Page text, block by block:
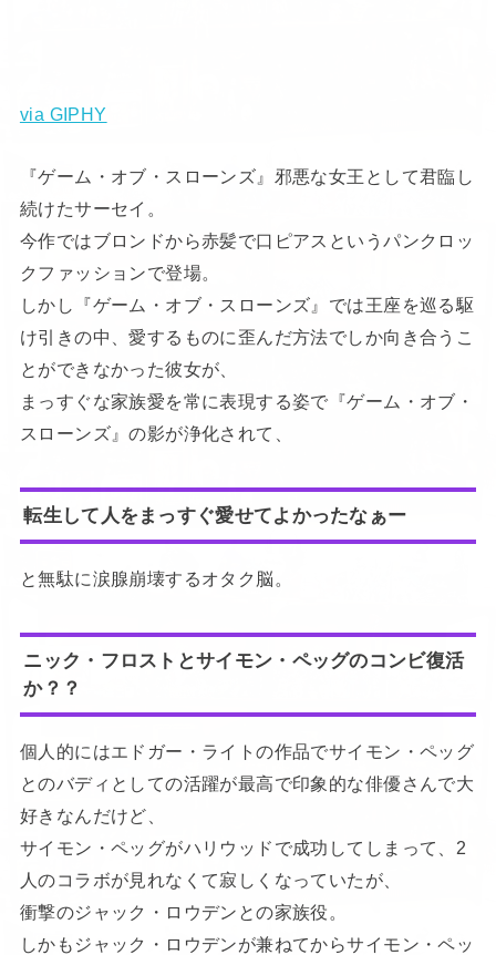
via GIPHY
『ゲーム・オブ・スローンズ』邪悪な女王として君臨し
続けたサーセイ。
今作ではブロンドから赤髪で口ピアスというパンクロッ
クファッションで登場。
しかし『ゲーム・オブ・スローンズ』では王座を巡る駆
け引きの中、愛するものに歪んだ方法でしか向き合うこ
とができなかった彼女が、
まっすぐな家族愛を常に表現する姿で『ゲーム・オブ・
スローンズ』の影が浄化されて、
転生して人をまっすぐ愛せてよかったなぁー
と無駄に涙腺崩壊するオタク脳。
ニック・フロストとサイモン・ペッグのコンビ復活
か？？
個人的にはエドガー・ライトの作品でサイモン・ペッグ
とのバディとしての活躍が最高で印象的な俳優さんで大
好きなんだけど、
サイモン・ペッグがハリウッドで成功してしまって、2
人のコラボが見れなくて寂しくなっていたが、
衝撃のジャック・ロウデンとの家族役。
しかもジャック・ロウデンが兼ねてからサイモン・ペッ